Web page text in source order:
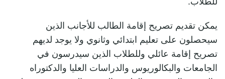
يمكن تقديم تصريح إقامة الطالب للأجانب الذين
سيحصلون على تعليم ابتدائي وثانوي ولا يوجد لديهم
تصريح إقامة عائلي وللطلاب الذين سيدرسون في
الجامعات والبكالوريوس والدراسات العليا والدكتوراه